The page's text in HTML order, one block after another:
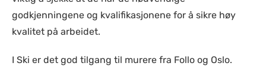
godkjenningene og kvalifikasjonene for å sikre høy
kvalitet på arbeidet.
I Ski er det god tilgang til murere fra Follo og Oslo.